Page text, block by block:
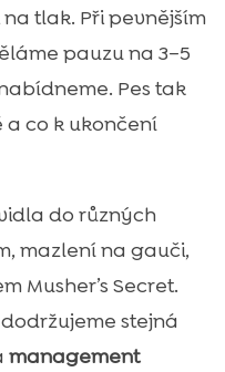
tlak. Při pevnějším
pauzu na 3–5
Pes tak
co k ukončení
do různých
mazlení na gauči,
Musher’s Secret.
stejná
management